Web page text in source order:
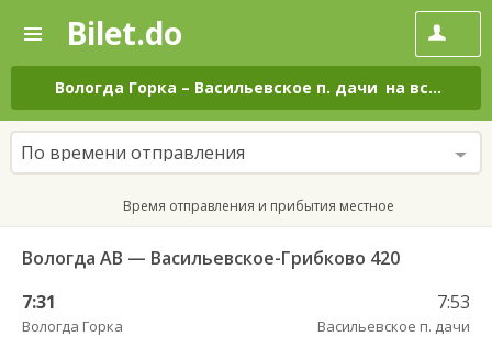
—
Поиск
и
покупка
билетов
на
автобус
онлайн
Bilet.do
Вологда Горка – Васильевское п. дачи на все дни
По времени отправления
Время отправления и прибытия местное
Вологда АВ — Васильевское-Грибково 420
7:31
Вологда Горка
7:53
Васильевское п. дачи